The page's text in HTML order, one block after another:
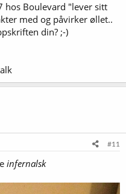
hos Boulevard "lever sitt
med og påvirker øllet..
din? ;-)
#11
infernalsk